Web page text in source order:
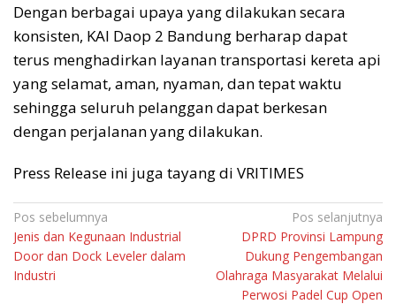
Dengan berbagai upaya yang dilakukan secara
konsisten, KAI Daop 2 Bandung berharap dapat
terus menghadirkan layanan transportasi kereta api
yang selamat, aman, nyaman, dan tepat waktu
sehingga seluruh pelanggan dapat berkesan
dengan perjalanan yang dilakukan.
Press Release ini juga tayang di VRITIMES
Navigasi
pos
Pos sebelumnya
Jenis dan Kegunaan Industrial
Door dan Dock Leveler dalam
Industri
Pos selanjutnya
DPRD Provinsi Lampung
Dukung Pengembangan
Olahraga Masyarakat Melalui
Perwosi Padel Cup Open